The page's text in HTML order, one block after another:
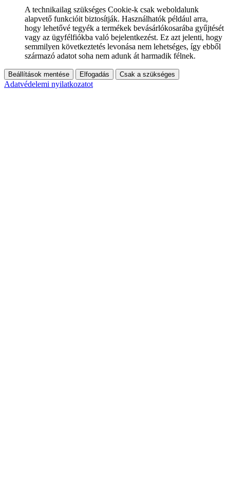
A technikailag szükséges Cookie-k csak weboldalunk
alapvető funkcióit biztosítják. Használhatók például arra,
hogy lehetővé tegyék a termékek bevásárlókosarába gyűjtését
vagy az ügyfélfiókba való bejelentkezést. Ez azt jelenti, hogy
semmilyen következtetés levonása nem lehetséges, így ebből
származó adatot soha nem adunk át harmadik félnek.
Beállítások mentése Elfogadás Csak a szükséges
Adatvédelemi nyilatkozatot